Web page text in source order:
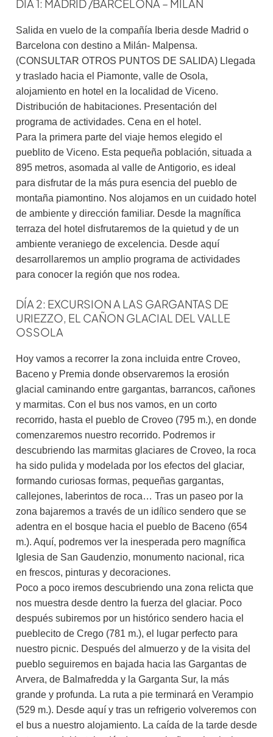
DÍA 1: MADRID /BARCELONA – MILAN
Salida en vuelo de la compañía Iberia desde Madrid o
Barcelona con destino a Milán- Malpensa.
(CONSULTAR OTROS PUNTOS DE SALIDA) Llegada
y traslado hacia el Piamonte, valle de Osola,
alojamiento en hotel en la localidad de Viceno.
Distribución de habitaciones. Presentación del
programa de actividades. Cena en el hotel.
Para la primera parte del viaje hemos elegido el
pueblito de Viceno. Esta pequeña población, situada a
895 metros, asomada al valle de Antigorio, es ideal
para disfrutar de la más pura esencia del pueblo de
montaña piamontino. Nos alojamos en un cuidado hotel
de ambiente y dirección familiar. Desde la magnífica
terraza del hotel disfrutaremos de la quietud y de un
ambiente veraniego de excelencia. Desde aquí
desarrollaremos un amplio programa de actividades
para conocer la región que nos rodea.
DÍA 2: EXCURSION A LAS GARGANTAS DE
URIEZZO, EL CAÑON GLACIAL DEL VALLE
OSSOLA
Hoy vamos a recorrer la zona incluida entre Croveo,
Baceno y Premia donde observaremos la erosión
glacial caminando entre gargantas, barrancos, cañones
y marmitas. Con el bus nos vamos, en un corto
recorrido, hasta el pueblo de Croveo (795 m.), en donde
comenzaremos nuestro recorrido. Podremos ir
descubriendo las marmitas glaciares de Croveo, la roca
ha sido pulida y modelada por los efectos del glaciar,
formando curiosas formas, pequeñas gargantas,
callejones, laberintos de roca… Tras un paseo por la
zona bajaremos a través de un idílico sendero que se
adentra en el bosque hacia el pueblo de Baceno (654
m.). Aquí, podremos ver la inesperada pero magnífica
Iglesia de San Gaudenzio, monumento nacional, rica
en frescos, pinturas y decoraciones.
Poco a poco iremos descubriendo una zona relicta que
nos muestra desde dentro la fuerza del glaciar. Poco
después subiremos por un histórico sendero hacia el
pueblecito de Crego (781 m.), el lugar perfecto para
nuestro picnic. Después del almuerzo y de la visita del
pueblo seguiremos en bajada hacia las Gargantas de
Arvera, de Balmafredda y la Garganta Sur, la más
grande y profunda. La ruta a pie terminará en Verampio
(529 m.). Desde aquí y tras un refrigerio volveremos con
el bus a nuestro alojamiento. La caída de la tarde desde